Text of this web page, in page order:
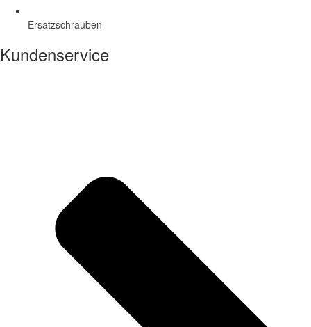
Ersatzschrauben
Kundenservice